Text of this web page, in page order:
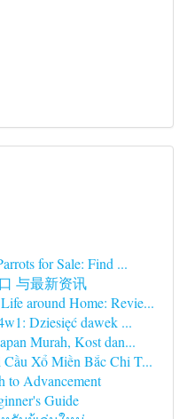
for Sale: Find ...
与最新资讯
around Home: Revie...
Dziesięć dawek ...
Murah, Kost dan...
Xổ Miền Bắc Chi T...
to Advancement
Guide